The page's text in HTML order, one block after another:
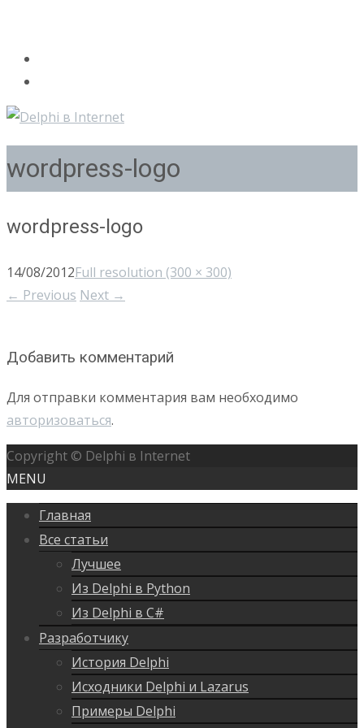
wordpress-logo
wordpress-logo
14/08/2012Full resolution (300 × 300)
← Previous Next →
Добавить комментарий
Для отправки комментария вам необходимо
авторизоваться.
Copyright © Delphi в Internet
MENU
Главная
Все статьи
Лучшее
Из Delphi в Python
Из Delphi в C#
Разработчику
История Delphi
Исходники Delphi и Lazarus
Примеры Delphi